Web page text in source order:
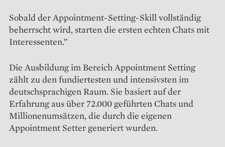
Sobald der Appointment-Setting-Skill vollständig
beherrscht wird, starten die ersten echten Chats mit
Interessenten.”
Die Ausbildung im Bereich Appointment Setting
zählt zu den fundiertesten und intensivsten im
deutschsprachigen Raum. Sie basiert auf der
Erfahrung aus über 72.000 geführten Chats und
Millionenumsätzen, die durch die eigenen
Appointment Setter generiert wurden.